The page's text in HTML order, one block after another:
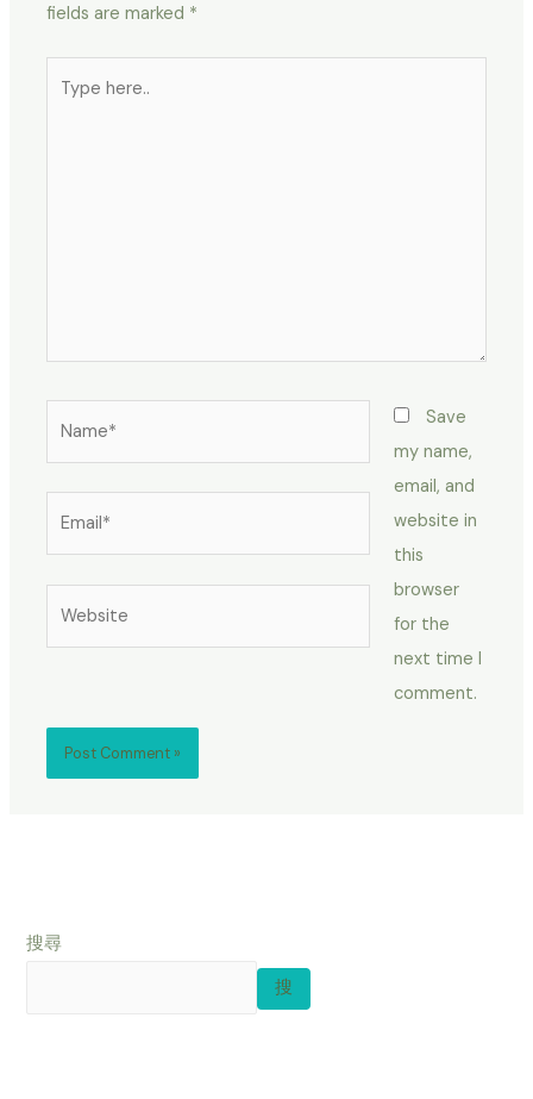
fields are marked *
Save
my name,
email, and
website in
this
browser
for the
next time I
comment.
搜尋
搜